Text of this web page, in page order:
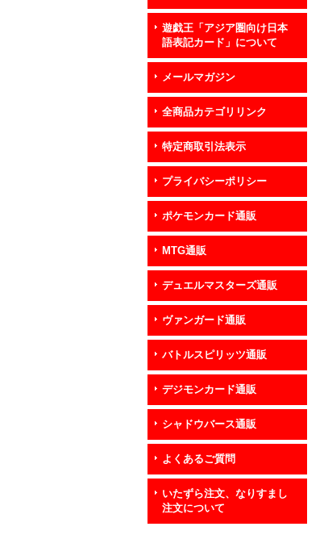
遊戯王「アジア圏向け日本
語表記カード」について
メールマガジン
全商品カテゴリリンク
特定商取引法表示
プライバシーポリシー
ポケモンカード通販
MTG通販
デュエルマスターズ通販
ヴァンガード通販
バトルスピリッツ通販
デジモンカード通販
シャドウバース通販
よくあるご質問
いたずら注文、なりすまし
注文について